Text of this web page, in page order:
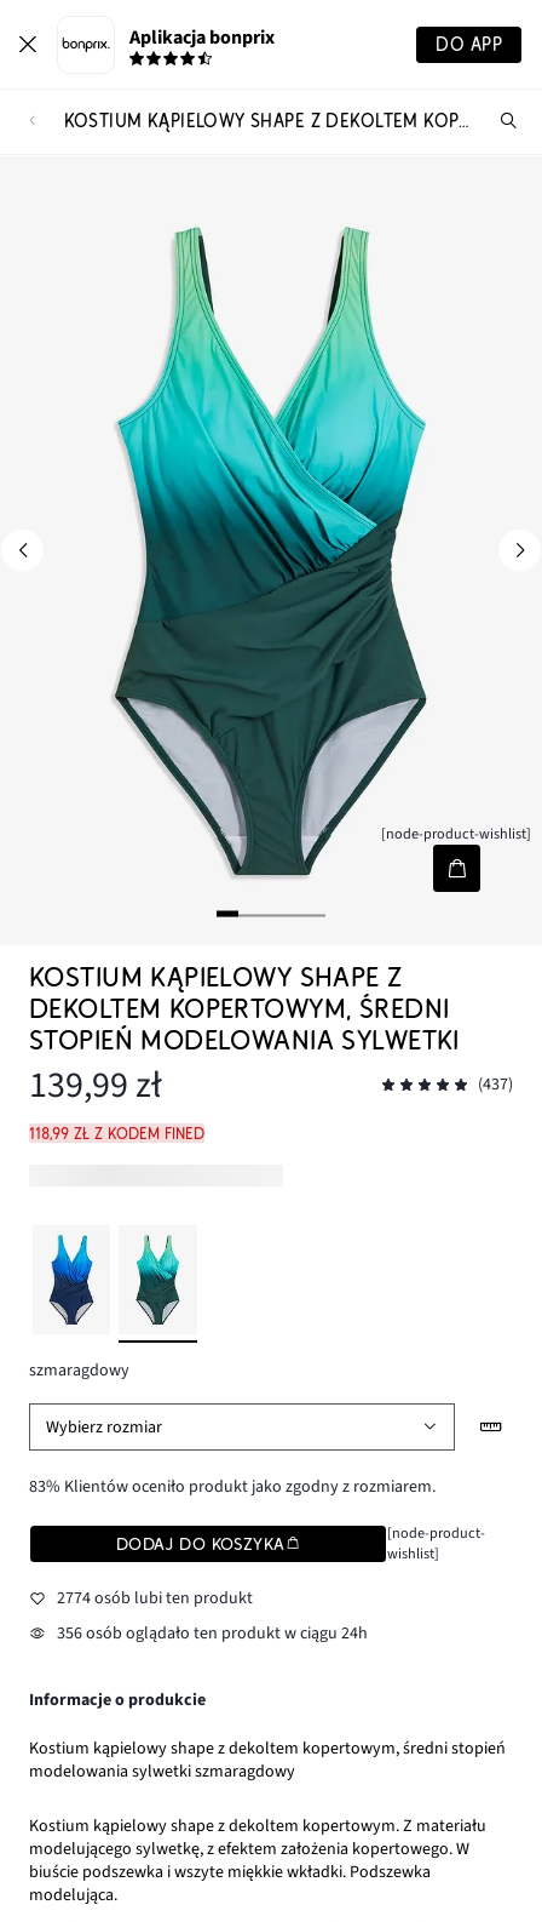
Aplikacja bonprix DO APP
KOSTIUM KĄPIELOWY SHAPE Z DEKOLTEM KOPERTOWYM, ŚREDNI STOPIEŃ MODELOWANIA SYLWETKI
[node-product-wishlist]
KOSTIUM KĄPIELOWY SHAPE Z
DEKOLTEM KOPERTOWYM, ŚREDNI
STOPIEŃ MODELOWANIA SYLWETKI
139,99 zł (437)
118,99 zł z kodem FINED
szmaragdowy
Wybierz rozmiar
83% Klientów oceniło produkt jako zgodny z rozmiarem.
DODAJ DO KOSZYKA
[node-product-
wishlist]
2774 osób lubi ten produkt
356 osób oglądało ten produkt w ciągu 24h
Informacje o produkcie
Kostium kąpielowy shape z dekoltem kopertowym, średni stopień
modelowania sylwetki szmaragdowy
Kostium kąpielowy shape z dekoltem kopertowym. Z materiału
modelującego sylwetkę, z efektem założenia kopertowego. W
biuście podszewka i wszyte miękkie wkładki. Podszewka
modelująca.